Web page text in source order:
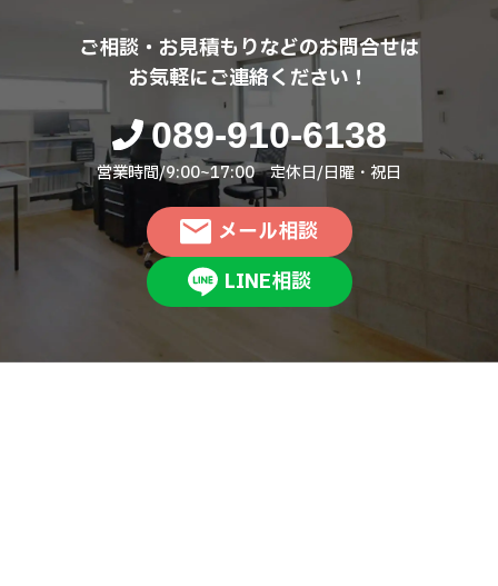
ご相談・お見積もりなどのお問合せは
お気軽にご連絡ください！
089-910-6138
営業時間/9:00~17:00 定休日/日曜・祝日
メール相談
LINE相談